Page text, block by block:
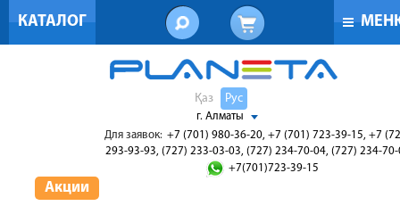
КАТАЛОГ
Қаз Рус
г. Алматы
Для заявок: +7 (701) 980-36-20, +7 (701) 723-39-15, +7
293-93-93, (727) 233-03-03, (727) 234-70-04, (727) 234-
+7(701)723-39-15
Акции